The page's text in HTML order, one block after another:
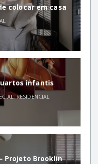
colocar em casa
infantis
,RESIDENCIAL
Projeto Brooklin